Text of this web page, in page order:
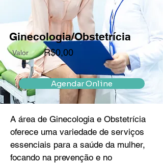
Ginecologia/Obstetrícia
Valor R$0,00
Agendar Online
A área de Ginecologia e Obstetrícia
oferece uma variedade de serviços
essenciais para a saúde da mulher,
focando na prevenção e no